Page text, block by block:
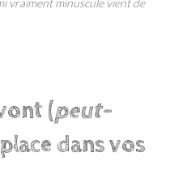
(peut-
dans vos